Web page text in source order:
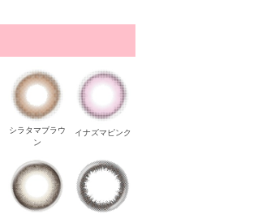
シラタマブラウ
ン
イナズマピンク